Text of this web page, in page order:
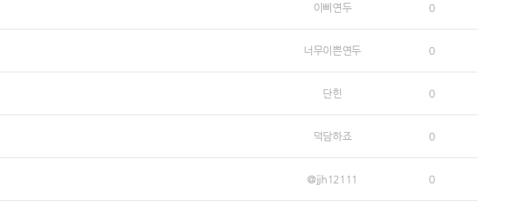
이삐연두 0
너무이쁜연두 0
단힌 0
덕담하죠 0
@jjh12111 0